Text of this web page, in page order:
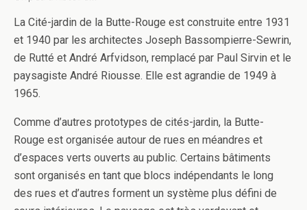
La Cité-jardin de la Butte-Rouge est construite entre 1931
et 1940 par les architectes Joseph Bassompierre-Sewrin,
de Rutté et André Arfvidson, remplacé par Paul Sirvin et le
paysagiste André Riousse. Elle est agrandie de 1949 à
1965.
Comme d’autres prototypes de cités-jardin, la Butte-
Rouge est organisée autour de rues en méandres et
d’espaces verts ouverts au public. Certains bâtiments
sont organisés en tant que blocs indépendants le long
des rues et d’autres forment un système plus défini de